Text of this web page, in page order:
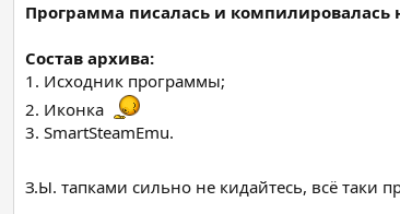
Программа писалась и компилировалась
Состав архива:
1. Исходник программы;
2. Иконка
3. SmartSteamEmu.
З.Ы. тапками сильно не кидайтесь, всё таки